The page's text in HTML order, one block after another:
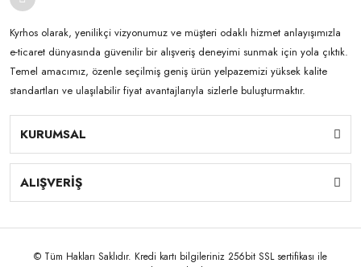
Kyrhos olarak, yenilikçi vizyonumuz ve müşteri odaklı hizmet anlayışımızla
e-ticaret dünyasında güvenilir bir alışveriş deneyimi sunmak için yola çıktık.
Temel amacımız, özenle seçilmiş geniş ürün yelpazemizi yüksek kalite
standartları ve ulaşılabilir fiyat avantajlarıyla sizlerle buluşturmaktır.
KURUMSAL
ALIŞVERİŞ
© Tüm Hakları Saklıdır. Kredi kartı bilgileriniz 256bit SSL sertifikası ile